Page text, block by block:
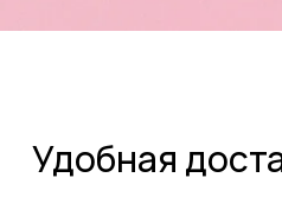
Удобная